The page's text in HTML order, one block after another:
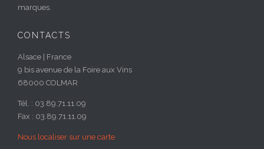
marques.
CONTACTS
Alsace | France
9 bis avenue de la Foire aux Vins
68000 COLMAR
Tél. : 03.89.71.11.09
Fax : 03.89.71.11.09
Nous localiser sur une carte